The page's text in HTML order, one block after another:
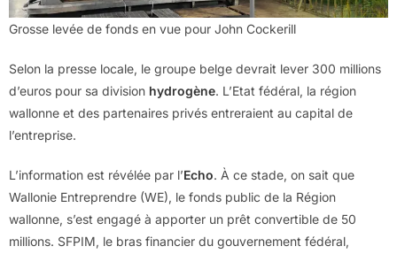
Grosse levée de fonds en vue pour John Cockerill
Selon la presse locale, le groupe belge devrait lever 300 millions
d’euros pour sa division hydrogène. L’Etat fédéral, la région
wallonne et des partenaires privés entreraient au capital de
l’entreprise.
L’information est révélée par l’Echo. À ce stade, on sait que
Wallonie Entreprendre (WE), le fonds public de la Région
wallonne, s’est engagé à apporter un prêt convertible de 50
millions. SFPIM, le bras financier du gouvernement fédéral,